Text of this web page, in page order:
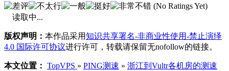
(No Ratings Yet)
读取中...
版权声明： 本作品采用知识共享署名-非商业性使用-禁止演绎
4.0 国际许可协议进行许可，转载请保留无nofollow的链接。
本文位置： TopVPS » PING测速 » 浙江到Vultr各机房的测速